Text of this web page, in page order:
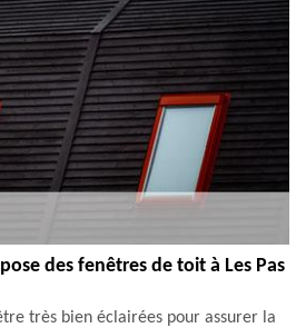
des fenêtres de toit à Les Pas
très bien éclairées pour assurer la